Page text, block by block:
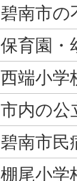
碧南市の
保育園・
西端小学
市内の公
碧南市民
棚尾小学